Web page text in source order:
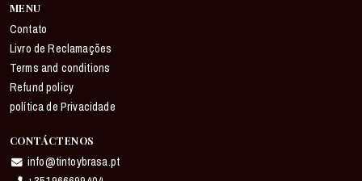
MENU
Contato
Livro de Reclamações
Terms and conditions
Refund policy
política de Privacidade
CONTÁCTENOS
info@tintoybrasa.pt